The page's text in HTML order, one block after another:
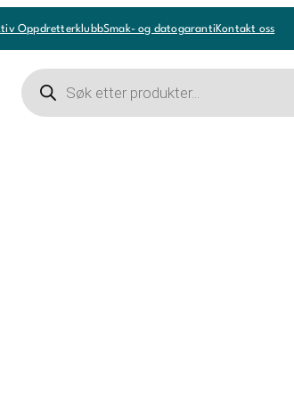
OppdretterklubbSmak- og datogarantiKontakt oss
Products
search